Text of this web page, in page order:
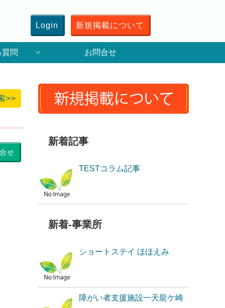
Login 新規掲載について
問 お問合せ
>>
せ
新着記事
TESTコラム記事
新着-事業所
ショートステイ ほほえみ
障がい者支援施設一天龍ケ崎